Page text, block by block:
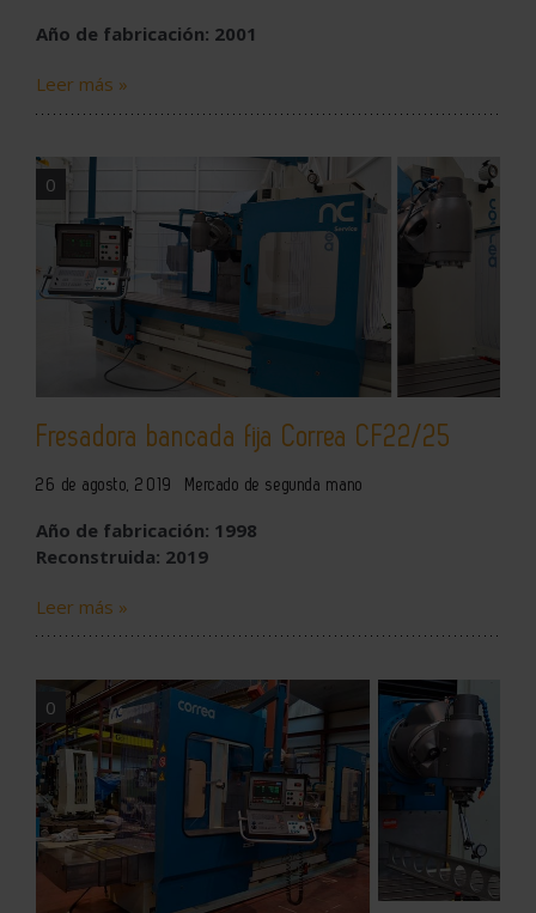
Año de fabricación: 2001
Leer más »
0
Fresadora bancada fija Correa CF22/25
26 de agosto, 2019 Mercado de segunda mano
Año de fabricación: 1998
Reconstruida: 2019
Leer más »
0